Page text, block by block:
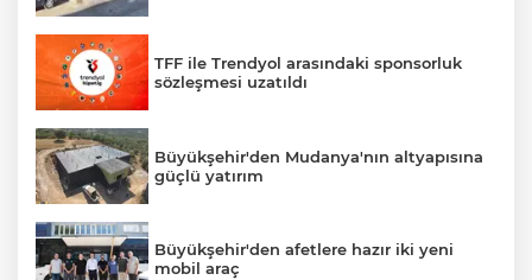
TFF ile Trendyol arasındaki sponsorluk
sözleşmesi uzatıldı
Büyükşehir'den Mudanya'nın altyapısına
güçlü yatırım
Büyükşehir'den afetlere hazır iki yeni
mobil araç